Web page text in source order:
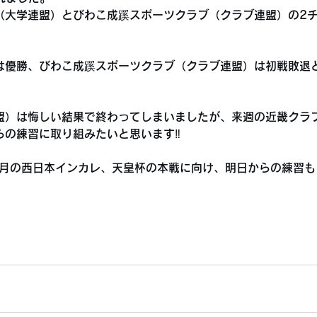
学連盟）とびわこ成蹊スポーツクラブ（クラブ連盟）の2チ
勝、びわこ成蹊スポーツクラブ（クラブ連盟）は初戦敗退
は悔しい結果で終わってしまいましたが、来週の近畿クラ
練習に取り組みたいと思います‼️
の西日本インカレ、天皇杯の本戦に向け、明日からの練習も